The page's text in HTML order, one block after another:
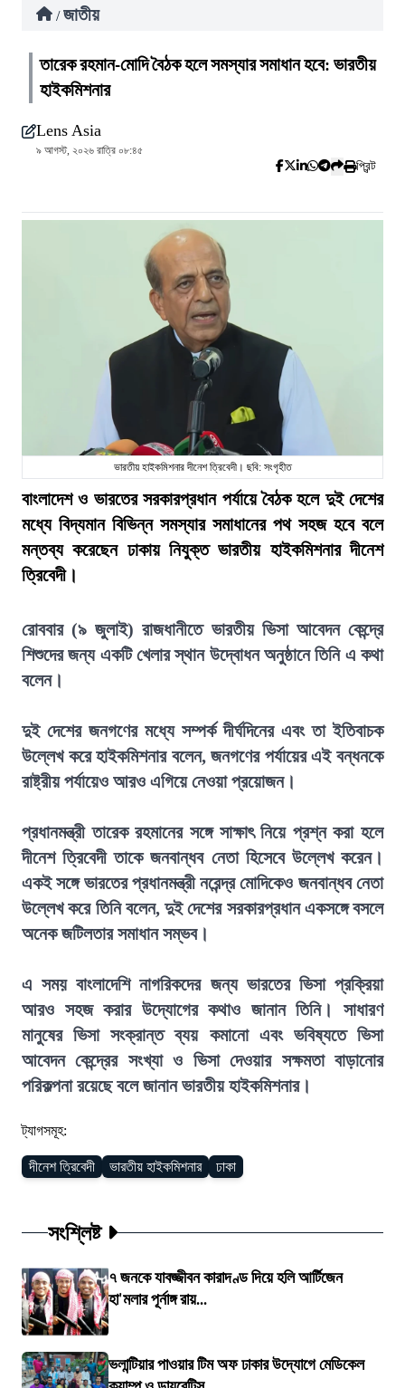
/ জাতীয়
তারেক রহমান-মোদি বৈঠক হলে সমস্যার সমাধান হবে: ভারতীয়
হাইকমিশনার
Lens Asia
৯ আগস্ট, ২০২৬ রাত্রি ০৮:৪৫
প্রিন্ট
ভারতীয় হাইকমিশনার দীনেশ ত্রিবেদী। ছবি: সংগৃহীত
বাংলাদেশ ও ভারতের সরকারপ্রধান পর্যায়ে বৈঠক হলে দুই দেশের
মধ্যে বিদ্যমান বিভিন্ন সমস্যার সমাধানের পথ সহজ হবে বলে
মন্তব্য করেছেন ঢাকায় নিযুক্ত ভারতীয় হাইকমিশনার দীনেশ
ত্রিবেদী।
রোববার (৯ জুলাই) রাজধানীতে ভারতীয় ভিসা আবেদন কেন্দ্রে
শিশুদের জন্য একটি খেলার স্থান উদ্বোধন অনুষ্ঠানে তিনি এ কথা
বলেন।
দুই দেশের জনগণের মধ্যে সম্পর্ক দীর্ঘদিনের এবং তা ইতিবাচক
উল্লেখ করে হাইকমিশনার বলেন, জনগণের পর্যায়ের এই বন্ধনকে
রাষ্ট্রীয় পর্যায়েও আরও এগিয়ে নেওয়া প্রয়োজন।
প্রধানমন্ত্রী তারেক রহমানের সঙ্গে সাক্ষাৎ নিয়ে প্রশ্ন করা হলে
দীনেশ ত্রিবেদী তাকে জনবান্ধব নেতা হিসেবে উল্লেখ করেন।
একই সঙ্গে ভারতের প্রধানমন্ত্রী নরেন্দ্র মোদিকেও জনবান্ধব নেতা
উল্লেখ করে তিনি বলেন, দুই দেশের সরকারপ্রধান একসঙ্গে বসলে
অনেক জটিলতার সমাধান সম্ভব।
এ সময় বাংলাদেশি নাগরিকদের জন্য ভারতের ভিসা প্রক্রিয়া
আরও সহজ করার উদ্যোগের কথাও জানান তিনি। সাধারণ
মানুষের ভিসা সংক্রান্ত ব্যয় কমানো এবং ভবিষ্যতে ভিসা
আবেদন কেন্দ্রের সংখ্যা ও ভিসা দেওয়ার সক্ষমতা বাড়ানোর
পরিকল্পনা রয়েছে বলে জানান ভারতীয় হাইকমিশনার।
ট্যাগসমূহ:
দীনেশ ত্রিবেদী ভারতীয় হাইকমিশনার ঢাকা
সংশ্লিষ্ট
৭ জনকে যাবজ্জীবন কারাদণ্ড দিয়ে হলি আর্টিজেন
হা'মলার পূর্নাঙ্গ রায়...
ভলান্টিয়ার পাওয়ার টিম অফ ঢাকার উদ্যোগে মেডিকেল